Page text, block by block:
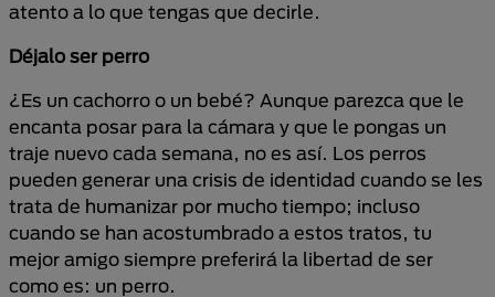
atento a lo que tengas que decirle.
Déjalo ser perro
¿Es un cachorro o un bebé? Aunque parezca que le
encanta posar para la cámara y que le pongas un
traje nuevo cada semana, no es así. Los perros
pueden generar una crisis de identidad cuando se les
trata de humanizar por mucho tiempo; incluso
cuando se han acostumbrado a estos tratos, tu
mejor amigo siempre preferirá la libertad de ser
como es: un perro.